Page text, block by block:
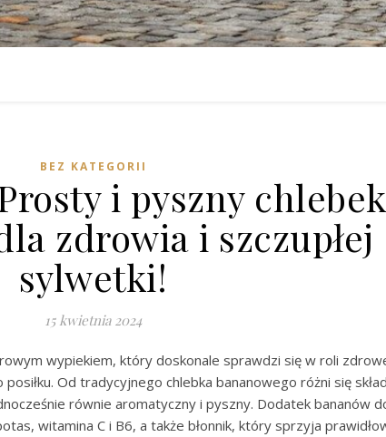
BEZ KATEGORII
i pyszny chlebek
zdrowia i szczupłej
sylwetki!
15 kwietnia 2024
wypiekiem, który doskonale sprawdzi się w roli
Od tradycyjnego chlebka bananowego różni się
równie aromatyczny i pyszny. Dodatek bananów
witamina C i B6, a także błonnik, który sprzyja